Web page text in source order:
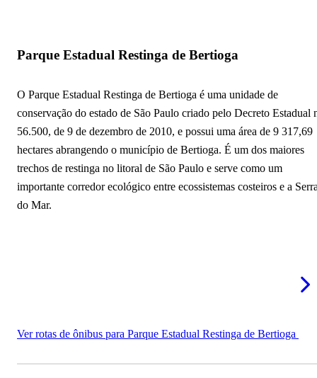
Parque dos Tupiniquins
Parque Estadual Restinga de Bertioga
O Parque Estadual Restinga de Bertioga é uma unidade de
conservação do estado de São Paulo criado pelo Decreto Estadual
56.500, de 9 de dezembro de 2010, e possui uma área de 9 317,69
hectares abrangendo o município de Bertioga. É um dos maiores
trechos de restinga no litoral de São Paulo e serve como um
importante corredor ecológico entre ecossistemas costeiros e a
do Mar.
Ver rotas de ônibus para Parque Estadual Restinga de Bertioga